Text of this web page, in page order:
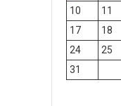
10
11
17
18
24
25
31